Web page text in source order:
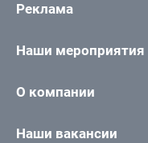
Реклама
Наши мероприятия
О компании
Наши вакансии